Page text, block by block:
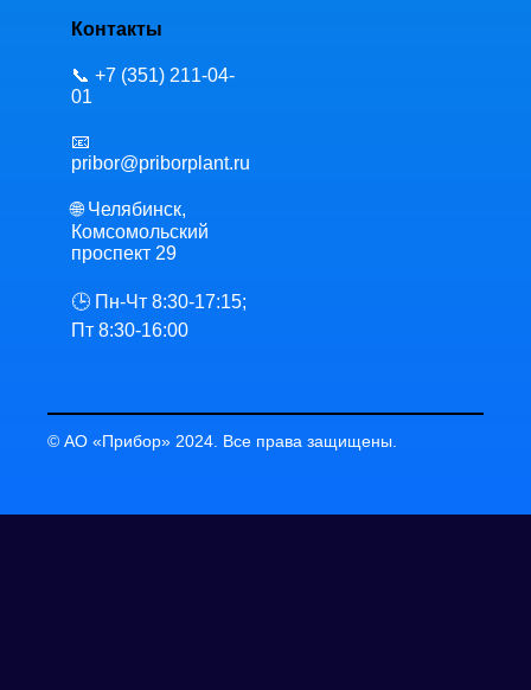
Контакты
📞 +7 (351) 211-04-
01
📧
pribor@priborplant.ru
🌐 Челябинск,
Комсомольский
проспект 29
🕒 Пн-Чт 8:30-17:15;
Пт 8:30-16:00
© АО «Прибор» 2024. Все права защищены.